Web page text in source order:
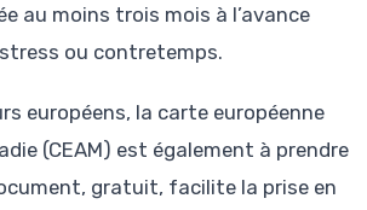
au moins trois mois à l’avance
ou contretemps.
européens, la carte européenne
(CEAM) est également à prendre
gratuit, facilite la prise en